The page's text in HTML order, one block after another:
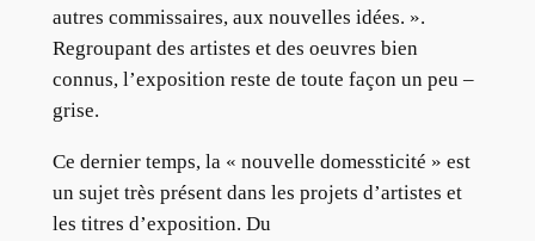
autres commissaires, aux nouvelles idées. ».
Regroupant des artistes et des oeuvres bien
connus, l’exposition reste de toute façon un peu –
grise.
Ce dernier temps, la « nouvelle domessticité » est
un sujet très présent dans les projets d’artistes et
les titres d’exposition. Du